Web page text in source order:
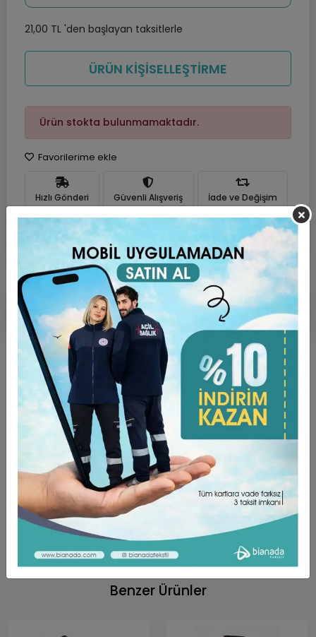
21,00 TL 'den başlayan taksitlerle
ÜRÜN KİŞİSELLEŞTİRME
Ürün stokta bulunmamaktadır.
Favorilerime ekle
Hızlı Gönderi Güvenli Alışveriş İade ve Değişim
Ürün Açıklaması Garanti ve Teslimat
Taksit Seçenekleri Yorumlar
ÜRÜN ÖZELLİKLERİ ;
Dokunuşu yumuşak, yüksek oranda nefes alabilen
rahat bir kumaş türüdür.
Kumaş Türü Alpaka’dır. (%75 Poly + %25 Viscon)
Unisex Kalıptır.
Bağlamalıdır.
Benzer Ürünler